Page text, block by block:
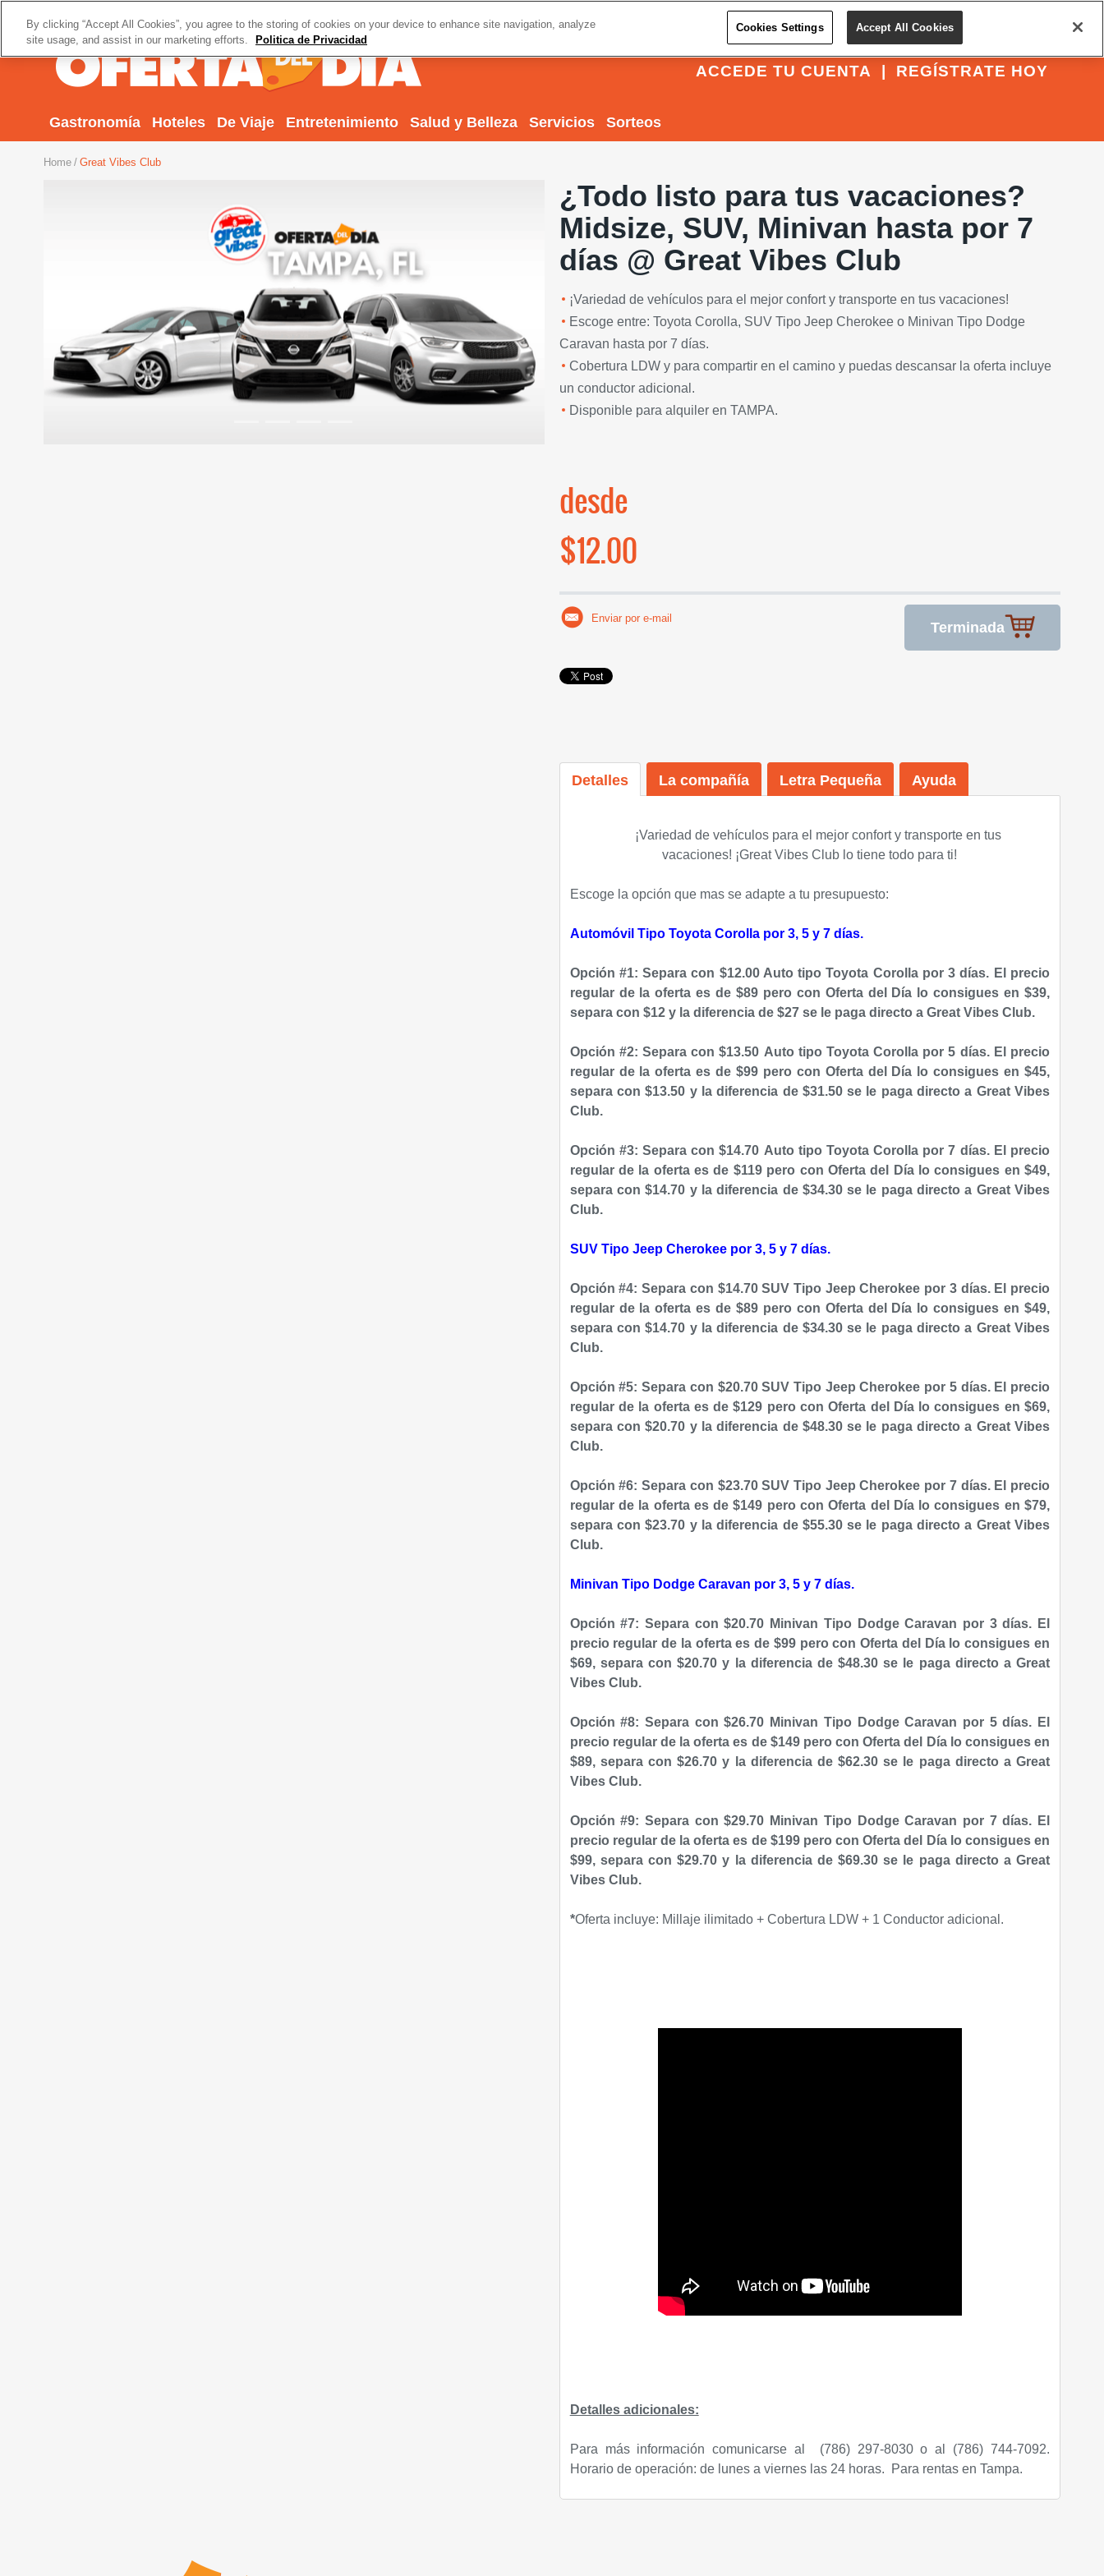
REGÍSTRATE HOY
ACCEDE TU CUENTA
Gastronomía Hoteles De Viaje Entretenimiento Salud y Belleza Servicios Sorteos
Home Great Vibes Club
Previous
¿Todo listo para tus vacaciones?
Midsize, SUV, Minivan hasta por 7
días @ Great Vibes Club
¡Variedad de vehículos para el mejor confort y transporte en tus vacaciones!
Escoge entre: Toyota Corolla, SUV Tipo Jeep Cherokee o Minivan Tipo Dodge
Caravan hasta por 7 días.
Cobertura LDW y para compartir en el camino y puedas descansar la oferta incluye
un conductor adicional.
Disponible para alquiler en TAMPA.
desde
$12.00
Terminada
Enviar por e-mail
Detalles La compañía Letra Pequeña Ayuda
¡Variedad de vehículos para el mejor confort y transporte en tus
vacaciones! ¡Great Vibes Club lo tiene todo para ti!
Escoge la opción que mas se adapte a tu presupuesto:
Automóvil Tipo Toyota Corolla por 3, 5 y 7 días.
Opción #1: Separa con $12.00 Auto tipo Toyota Corolla por 3 días. El precio
regular de la oferta es de $89 pero con Oferta del Día lo consigues en $39,
separa con $12 y la diferencia de $27 se le paga directo a Great Vibes Club.
Opción #2: Separa con $13.50 Auto tipo Toyota Corolla por 5 días. El precio
regular de la oferta es de $99 pero con Oferta del Día lo consigues en $45,
separa con $13.50 y la diferencia de $31.50 se le paga directo a Great Vibes
Club.
Opción #3: Separa con $14.70 Auto tipo Toyota Corolla por 7 días. El precio
regular de la oferta es de $119 pero con Oferta del Día lo consigues en $49,
separa con $14.70 y la diferencia de $34.30 se le paga directo a Great Vibes
Club.
SUV Tipo Jeep Cherokee por 3, 5 y 7 días.
Opción #4: Separa con $14.70 SUV Tipo Jeep Cherokee por 3 días. El precio
regular de la oferta es de $89 pero con Oferta del Día lo consigues en $49,
separa con $14.70 y la diferencia de $34.30 se le paga directo a Great Vibes
Club.
Opción #5: Separa con $20.70 SUV Tipo Jeep Cherokee por 5 días. El precio
regular de la oferta es de $129 pero con Oferta del Día lo consigues en $69,
separa con $20.70 y la diferencia de $48.30 se le paga directo a Great Vibes
Club.
Opción #6: Separa con $23.70 SUV Tipo Jeep Cherokee por 7 días. El precio
regular de la oferta es de $149 pero con Oferta del Día lo consigues en $79,
separa con $23.70 y la diferencia de $55.30 se le paga directo a Great Vibes
Club.
Minivan Tipo Dodge Caravan por 3, 5 y 7 días.
Opción #7: Separa con $20.70 Minivan Tipo Dodge Caravan por 3 días. El
precio regular de la oferta es de $99 pero con Oferta del Día lo consigues en
$69, separa con $20.70 y la diferencia de $48.30 se le paga directo a Great
Vibes Club.
Opción #8: Separa con $26.70 Minivan Tipo Dodge Caravan por 5 días. El
precio regular de la oferta es de $149 pero con Oferta del Día lo consigues en
$89, separa con $26.70 y la diferencia de $62.30 se le paga directo a Great
Vibes Club.
Opción #9: Separa con $29.70 Minivan Tipo Dodge Caravan por 7 días. El
precio regular de la oferta es de $199 pero con Oferta del Día lo consigues en
$99, separa con $29.70 y la diferencia de $69.30 se le paga directo a Great
Vibes Club.
*Oferta incluye: Millaje ilimitado + Cobertura LDW + 1 Conductor adicional.
Detalles adicionales:
Para más información comunicarse al (786) 297-8030 o al (786) 744-7092.
Horario de operación: de lunes a viernes las 24 horas. Para rentas en Tampa.
By clicking “Accept All Cookies”, you agree to the storing of cookies on your device to enhance site navigation, analyze
site usage, and assist in our marketing efforts.
Politica de Privacidad
Cookies Settings Accept All Cookies